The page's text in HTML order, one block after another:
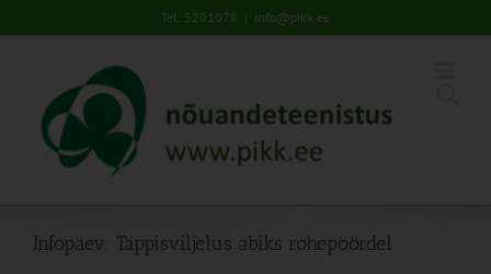
to
Tel: 5201078 | info@pikk.ee
Infopäev: Täppisviljelus abiks rohepöördel